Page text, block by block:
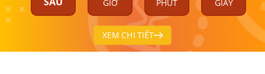
GIỜ PHÚT GIÂY
XEM CHI TIẾT